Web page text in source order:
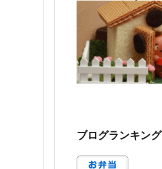
ブログランキング